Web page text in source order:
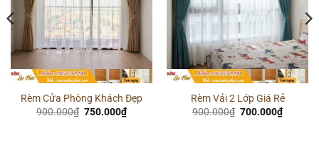
Rèm Cửa Phòng Khách Đẹp
900.000₫ Giá
750.000₫Giá
hiện
Rèm Vải 2 Lớp Giá Rẻ
900.000₫ Giá
700.000₫Giá
hiện